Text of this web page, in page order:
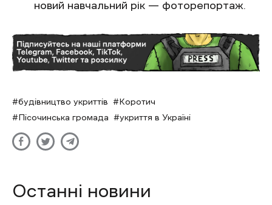
новий навчальний рік — фоторепортаж.
будівництво укриттів
Коротич
Пісочинська громада
укриття в Україні
Останні новини